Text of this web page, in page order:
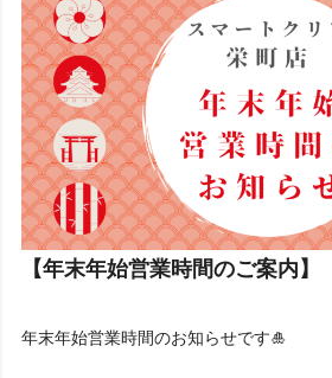
【年末年始営業時間のご案内】
年末年始営業時間のお知らせです🎍